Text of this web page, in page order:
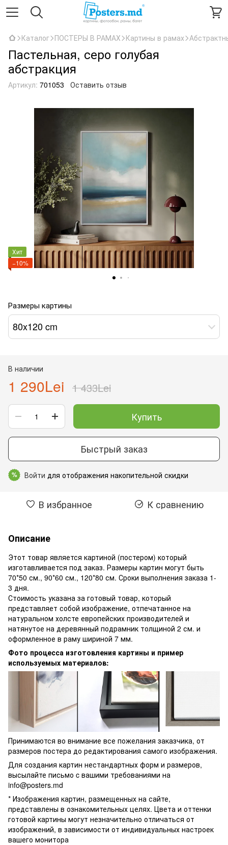
Каталог ПОСТЕРЫ В РАМАХ Картины в рамах
Пастельная, серо голубая
абстракция
Артикул: 701053 Оставить отзыв
Хит
−10%
Размеры картины
80x120 cm
В наличии
1 290Lei 1 433Lei
Купить
Быстрый заказ
% Войти для отображения накопительной скидки
В избранное К сравнению
Описание
Этот товар является картиной (постером) который
изготавливается под заказ. Размеры картин могут быть
70*50 см., 90*60 см., 120*80 см. Сроки выполнения заказа 1-
3 дня.
Стоимость указана за готовый товар, который
представляет собой изображение, отпечатанное на
натуральном холсте европейских производителей и
натянутое на деревянный подрамник толщиной 2 см. и
оформленное в раму шириной 7 мм.
Фото процесса изготовления картины и пример
используемых материалов:
Принимаются во внимание все пожелания заказчика, от
размеров постера до редактирования самого изображения.
Для создания картин нестандартных форм и размеров,
высылайте письмо c вашими требованиями на
info@posters.md
* Изображения картин, размещенных на сайте,
представлены в ознакомительных целях. Цвета и оттенки
готовой картины могут незначительно отличаться от
изображений, в зависимости от индивидуальных настроек
вашего монитора